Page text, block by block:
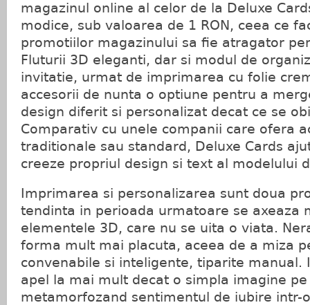
magazinul online al celor de la Deluxe
modice, sub valoarea de 1 RON, ceea ce
promotiilor magazinului sa fie atragator
Fluturii 3D eleganti, dar si modul de
invitatie, urmat de imprimarea cu folie
accesorii de nunta o optiune pentru a
design diferit si personalizat decat ce se
Comparativ cu unele companii care ofera
traditionale sau standard, Deluxe Cards
creeze propriul design si text al modelului
Imprimarea si personalizarea sunt doua
tendinta in perioada urmatoare se axeaza
elementele 3D, care nu se uita o viata.
forma mult mai placuta, aceea de a miza
convenabile si inteligente, tiparite manual.
apel la mai mult decat o simpla imagine
metamorfozand sentimentul de iubire intr-